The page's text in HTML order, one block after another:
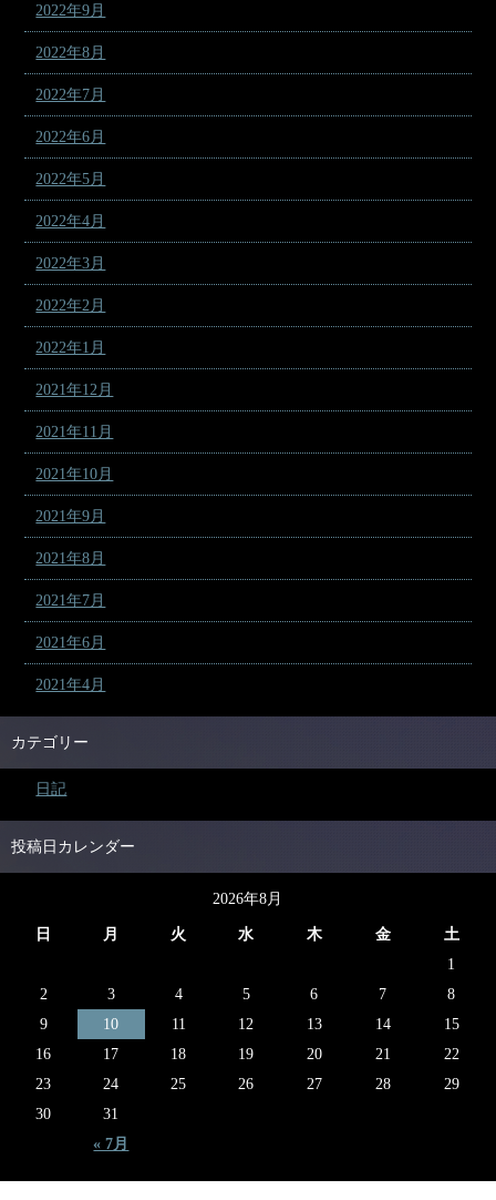
2022年9月
2022年8月
2022年7月
2022年6月
2022年5月
2022年4月
2022年3月
2022年2月
2022年1月
2021年12月
2021年11月
2021年10月
2021年9月
2021年8月
2021年7月
2021年6月
2021年4月
カテゴリー
日記
投稿日カレンダー
2026年8月
日 月 火 水 木 金 土
« 7月
1
2
3 4 5 6 7
8
9
10 11 12 13 14
15
16
17 18 19 20 21
22
23
24 25 26 27 28
29
30
31